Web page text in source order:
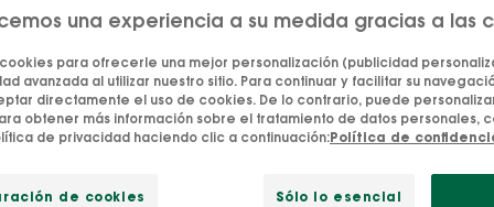
orgánica, con sus propiedades esenciales de
completa gama de productos para el cuidado del
El cabello se purifica y se deshace de las
aliado para enfrentarte a la jungla urbana!
una experiencia a su medida gracias a las
cookies para ofrecerle una mejor personalización (publicidad
avanzada al utilizar nuestro sitio. Para continuar y facilitar su
directamente el uso de cookies. De lo contrario, puede
obtener más información sobre el tratamiento de datos personales,
de privacidad haciendo clic a continuación:Política de
de cookies Sólo lo esencial